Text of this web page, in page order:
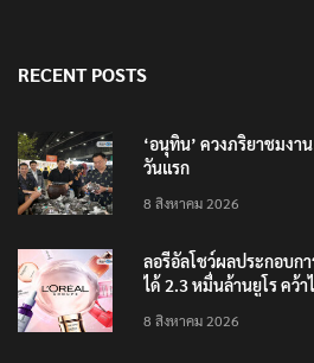
RECENT POSTS
‘อนุทิน’ ควงภริยาชมงา
วันแรก
8 สิงหาคม 2026
ลอรีอัลโชว์ผลประกอบก
ได้ 2.3 หมื่นล้านยูโร คว้า
8 สิงหาคม 2026